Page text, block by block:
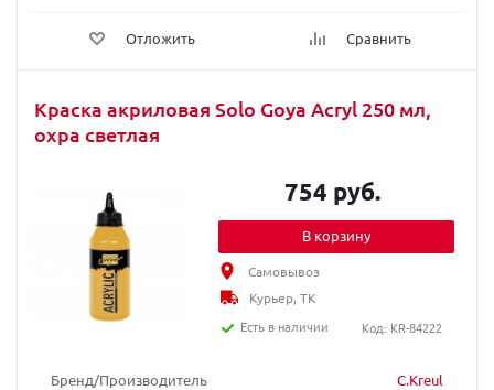
Отложить Сравнить
Краска акриловая Solo Goya Acryl 250 мл,
охра светлая
Бренд/Производитель
C.Kreul
754 руб.
В корзину
Самовывоз
Курьер, ТК
Есть в наличии
Код: KR-84222